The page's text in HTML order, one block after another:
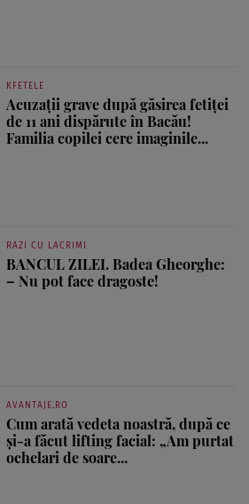
KFETELE
Acuzații grave după găsirea fetiței
de 11 ani dispărute în Bacău!
Familia copilei cere imaginile...
RAZI CU LACRIMI
BANCUL ZILEI. Badea Gheorghe:
– Nu pot face dragoste!
AVANTAJE.RO
Cum arată vedeta noastră, după ce
și-a făcut lifting facial: „Am purtat
ochelari de soare...